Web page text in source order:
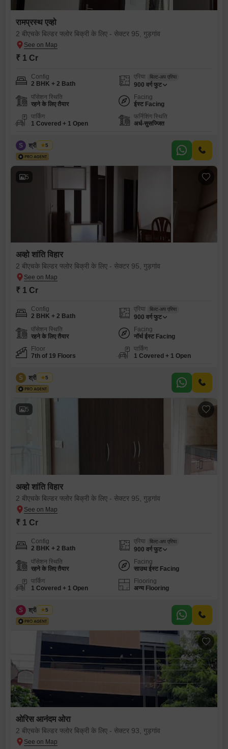
रामप्रस्थ एव्हो
2 बीएचके बिल्डर फ्लोर बिक्री के लिए - सेक्टर 95, गुड़गांव
₹ 1 Cr
Config
2 BHK + 2 Bath
एरिया बिल्ट-अप एरिया
900 वर्ग फुट
पॉसेशन स्थिति
रहने के लिए तैयार
Facing
ईस्ट Facing
पार्किंग
1 Covered + 1 Open
फर्निशिंग स्थिति
अर्ध-सुसज्जित
S श्री भगवान
5
5
अव्हो शांति विहार
2 बीएचके बिल्डर फ्लोर बिक्री के लिए - सेक्टर 95, गुड़गांव
₹ 1 Cr
Config
2 BHK + 2 Bath
एरिया बिल्ट-अप एरिया
900 वर्ग फुट
पॉसेशन स्थिति
रहने के लिए तैयार
Facing
नॉर्थ ईस्ट Facing
Floor
7th of 19 Floors
पार्किंग
1 Covered + 1 Open
S श्री भगवान
5
5
अव्हो शांति विहार
2 बीएचके बिल्डर फ्लोर बिक्री के लिए - सेक्टर 95, गुड़गांव
₹ 1 Cr
Config
2 BHK + 2 Bath
एरिया बिल्ट-अप एरिया
900 वर्ग फुट
पॉसेशन स्थिति
रहने के लिए तैयार
Facing
साउथ ईस्ट Facing
पार्किंग
1 Covered + 1 Open
Flooring
अन्य Flooring
S श्री भगवान
5
ओरिस आनंदम ओरा
2 बीएचके बिल्डर फ्लोर बिक्री के लिए - सेक्टर 93, गुड़गांव